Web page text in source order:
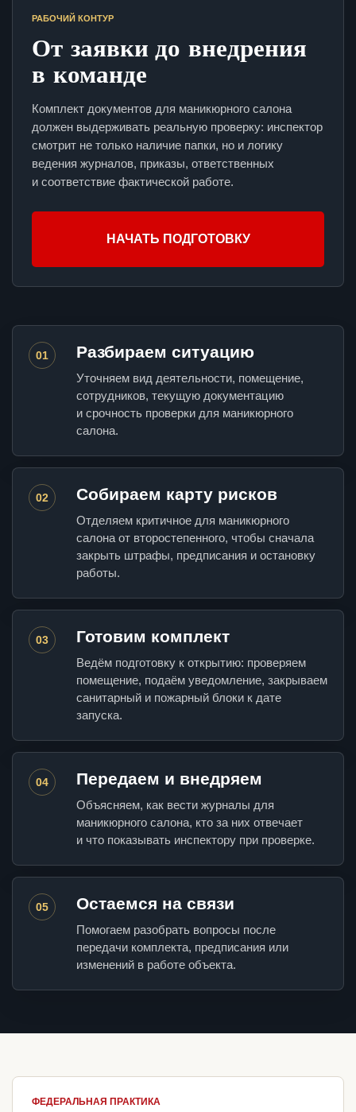
РАБОЧИЙ КОНТУР
От заявки до внедрения
в команде
Комплект документов для маникюрного салона
должен выдерживать реальную проверку: инспектор
смотрит не только наличие папки, но и логику
ведения журналов, приказы, ответственных
и соответствие фактической работе.
НАЧАТЬ ПОДГОТОВКУ
01 Разбираем ситуацию
Уточняем вид деятельности, помещение,
сотрудников, текущую документацию
и срочность проверки для маникюрного
салона.
02 Собираем карту рисков
Отделяем критичное для маникюрного
салона от второстепенного, чтобы сначала
закрыть штрафы, предписания и остановку
работы.
03 Готовим комплект
Ведём подготовку к открытию: проверяем
помещение, подаём уведомление, закрываем
санитарный и пожарный блоки к дате
запуска.
04 Передаем и внедряем
Объясняем, как вести журналы для
маникюрного салона, кто за них отвечает
и что показывать инспектору при проверке.
05 Остаемся на связи
Помогаем разобрать вопросы после
передачи комплекта, предписания или
изменений в работе объекта.
ФЕДЕРАЛЬНАЯ ПРАКТИКА